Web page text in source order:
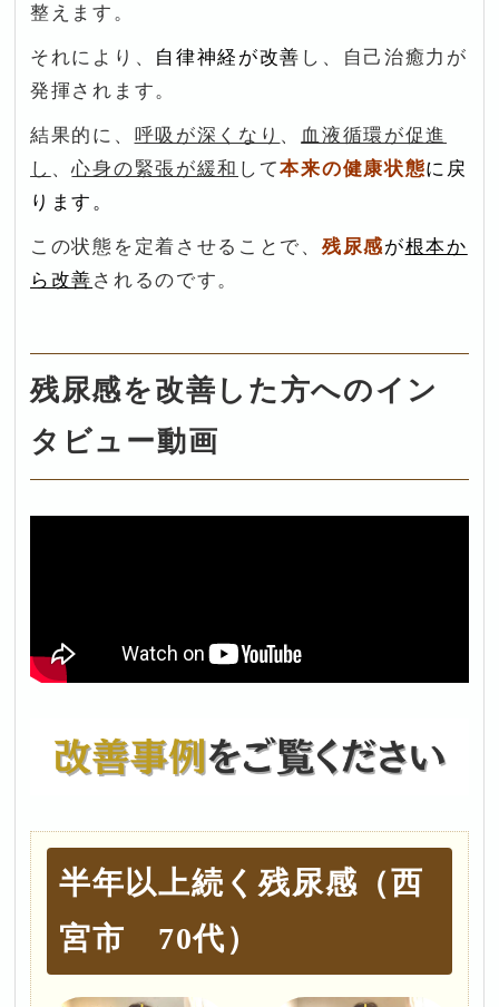
整えます。
それにより、 自律神経が改善 し、自己治癒力が
発揮されます。
結果的に、 呼吸が深くなり 、 血液循環が促進
し 、心身の緊張が緩和 して本来の健康状態に戻
ります。
この状態を定着させることで、 残尿感が根本か
ら改善 されるのです。
残尿感を改善した方へのイン
タビュー動画
半年以上続く残尿感（西
宮市 70代）